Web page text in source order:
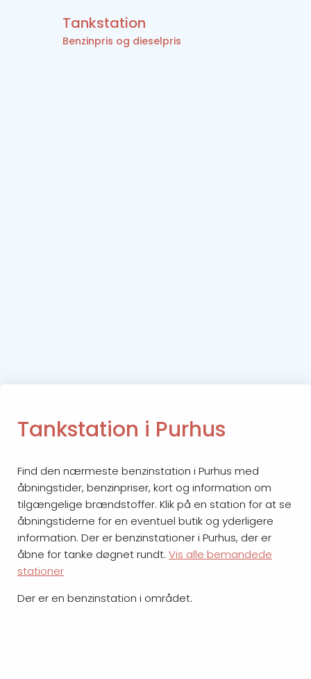
Tankstation
Benzinpris og dieselpris
Tankstation i Purhus
Find den nærmeste benzinstation i Purhus med
åbningstider, benzinpriser, kort og information om
tilgængelige brændstoffer. Klik på en station for at se
åbningstiderne for en eventuel butik og yderligere
information. Der er benzinstationer i Purhus, der er
åbne for tanke døgnet rundt. Vis alle bemandede
stationer
Der er en benzinstation i området.